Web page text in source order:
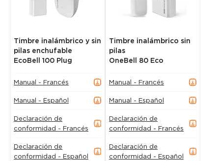
Timbre inalámbrico y sin
pilas enchufable
EcoBell 100 Plug
Manual - Francés
Manual - Español
Declaración de
conformidad - Francés
Declaración de
conformidad - Español
Timbre inalámbrico sin
pilas
OneBell 80 Eco
Manual - Francés
Manual - Español
Declaración de
conformidad - Francés
Declaración de
conformidad - Español